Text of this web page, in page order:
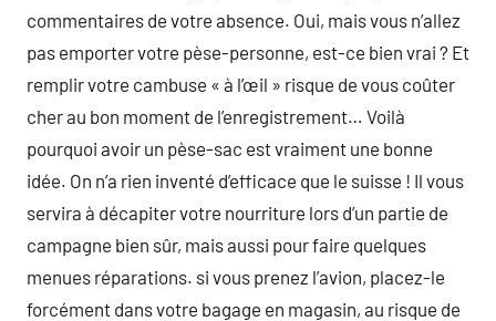
commentaires de votre absence. Oui, mais vous n’allez
pas emporter votre pèse-personne, est-ce bien vrai ? Et
remplir votre cambuse « à l’œil » risque de vous coûter
cher au bon moment de l’enregistrement… Voilà
pourquoi avoir un pèse-sac est vraiment une bonne
idée. On n’a rien inventé d’efficace que le suisse ! Il vous
servira à décapiter votre nourriture lors d’un partie de
campagne bien sûr, mais aussi pour faire quelques
menues réparations. si vous prenez l’avion, placez-le
forcément dans votre bagage en magasin, au risque de